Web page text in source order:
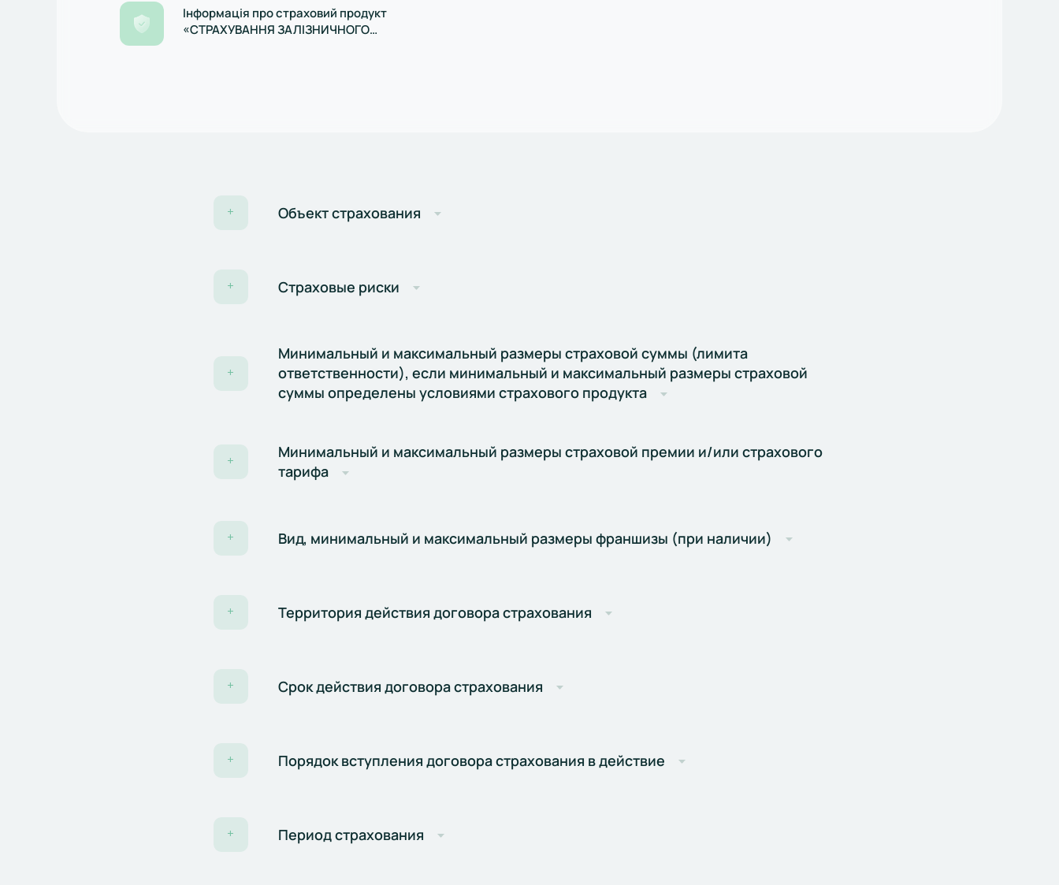
Інформація про страховий продукт
«СТРАХУВАННЯ ЗАЛІЗНИЧНОГО
+ ​​Объект страхования
+ Страховые риски
+
Минимальный и максимальный размеры страховой суммы (лимита
ответственности), если минимальный и максимальный размеры страховой
суммы определены условиями страхового продукта
+
Минимальный и максимальный размеры страховой премии и/или страхового
тарифа
+ Вид, минимальный и максимальный размеры франшизы (при наличии)
+ Территория действия договора страхования
+ Срок действия договора страхования
+ Порядок вступления договора страхования в действие
+ Период страхования